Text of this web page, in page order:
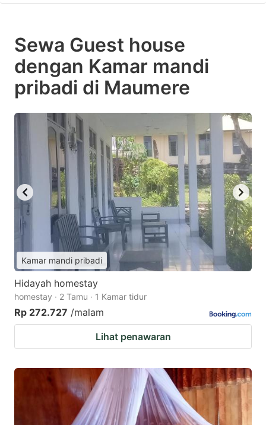
Sewa Guest house
dengan Kamar mandi
pribadi di Maumere
Kamar mandi pribadi
Hidayah homestay
homestay · 2 Tamu · 1 Kamar tidur
Rp 272.727 /malam
Lihat penawaran